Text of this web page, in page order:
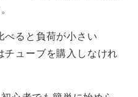
べると負荷が小さい
チューブを購入しなけれ